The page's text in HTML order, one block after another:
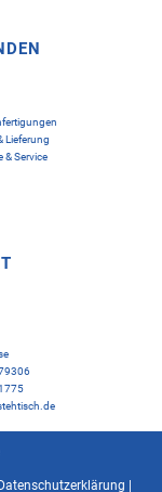
Lieferung
& Service
Datenschutzerklärung